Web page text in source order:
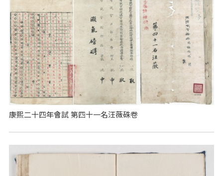
康熙二十四年會試 第四十一名汪薇硃卷